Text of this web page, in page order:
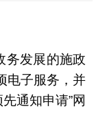
务发展的施政
电子服务，并
通知申请”网